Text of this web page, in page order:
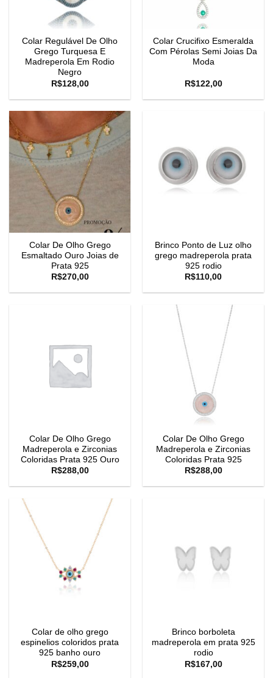
Colar Regulável De Olho
Grego Turquesa E
Madreperola Em Rodio
Negro
R$128,00
Colar Crucifixo Esmeralda
Com Pérolas Semi Joias Da
Moda
R$122,00
Colar De Olho Grego
Esmaltado Ouro Joias de
Prata 925
R$270,00
Brinco Ponto de Luz olho
grego madreperola prata
925 rodio
R$110,00
Colar De Olho Grego
Madreperola e Zirconias
Coloridas Prata 925 Ouro
R$288,00
Colar De Olho Grego
Madreperola e Zirconias
Coloridas Prata 925
R$288,00
Colar de olho grego
espinelios coloridos prata
925 banho ouro
R$259,00
Brinco borboleta
madreperola em prata 925
rodio
R$167,00